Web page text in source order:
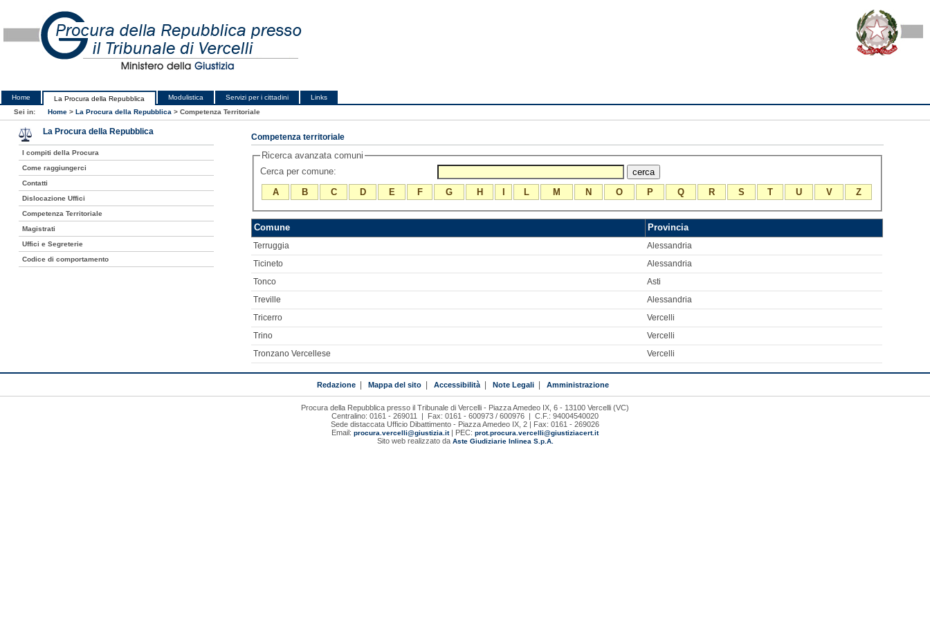
Home La Procura della Repubblica Modulistica Servizi per i cittadini
Links
Sei in:
Home > La Procura della Repubblica > Competenza Territoriale
Competenza territoriale
Ricerca avanzata comuni
Cerca per comune:
A
B C D E F G H L M N O P Q R S T U V Z
Comune Provincia
Terruggia Alessandria
Ticineto Alessandria
Tonco Asti
Treville Alessandria
Tricerro Vercelli
Trino Vercelli
Tronzano Vercellese Vercelli
La Procura della Repubblica
I compiti della Procura
Come raggiungerci
Contatti
Dislocazione Uffici
Competenza Territoriale
Magistrati
Uffici e Segreterie
Codice di comportamento
Redazione Mappa del sito Accessibilità Note Legali Amministrazione
Procura della Repubblica presso il Tribunale di Vercelli - Piazza Amedeo IX, 6 - 13100 Vercelli (VC)
Centralino: 0161 - 269011 | Fax: 0161 - 600973 / 600976 | C.F.: 94004540020
Sede distaccata Ufficio Dibattimento - Piazza Amedeo IX, 2 | Fax: 0161 - 269026
Email: procura.vercelli@giustizia.it| PEC: prot.procura.vercelli@giustiziacert.it
Sito web realizzato da Aste Giudiziarie Inlinea S.p.A.